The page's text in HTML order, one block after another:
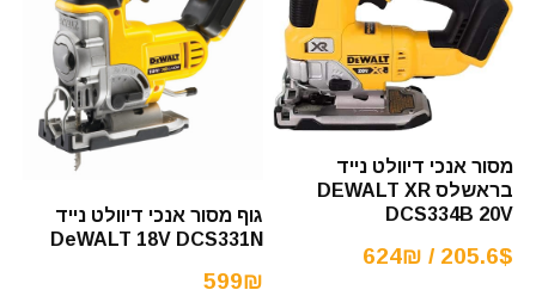
מסור אנכי דיוולט נייד
בראשלס DEWALT XR
DCS334B 20V
205.6$ / 624₪
גוף מסור אנכי דיוולט נייד
DeWALT 18V DCS331N
599₪